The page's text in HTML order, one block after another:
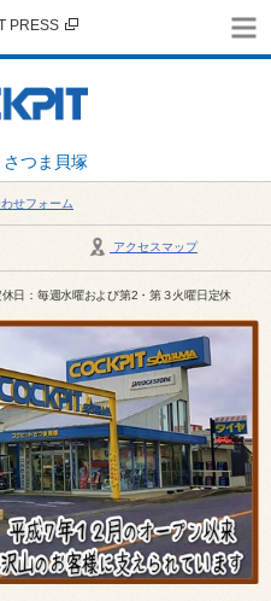
つま貝塚
PRESS
せフォーム
アクセスマップ
日：毎週水曜および第2・第３火曜日定休